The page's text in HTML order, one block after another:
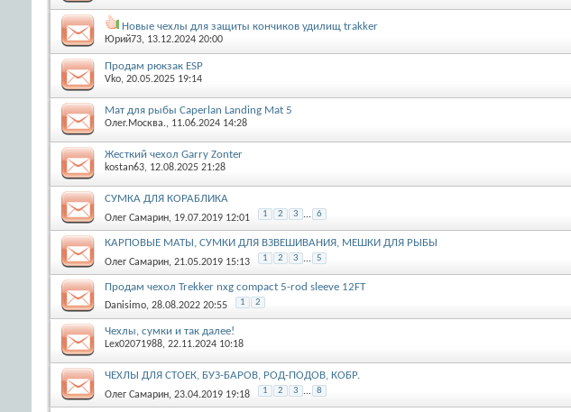
Новые чехлы для защиты кончиков удилищ trakker
Юрий73, 13.12.2024 20:00
Продам рюкзак ESP
Vko, 20.05.2025 19:14
Мат для рыбы Caperlan Landing Mat 5
Олег.Москва., 11.06.2024 14:28
Жесткий чехол Garry Zonter
kostan63, 12.08.2025 21:28
СУМКА ДЛЯ КОРАБЛИКА
Олег Самарин, 19.07.2019 12:01 1 2 3 ... 6
КАРПОВЫЕ МАТЫ, СУМКИ ДЛЯ ВЗВЕШИВАНИЯ, МЕШКИ ДЛЯ РЫБЫ
Олег Самарин, 21.05.2019 15:13 1 2 3 ... 5
Продам чехол Trekker nxg compact 5-rod sleeve 12FT
Danisimo, 28.08.2022 20:55 1 2
Чехлы, сумки и так далее!
Lex02071988, 22.11.2024 10:18
ЧЕХЛЫ ДЛЯ СТОЕК, БУЗ-БАРОВ, РОД-ПОДОВ, КОБР.
Олег Самарин, 23.04.2019 19:18 1 2 3 ... 8